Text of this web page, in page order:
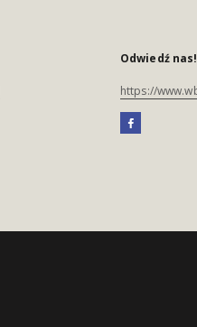
Odwiedź nas!
https://